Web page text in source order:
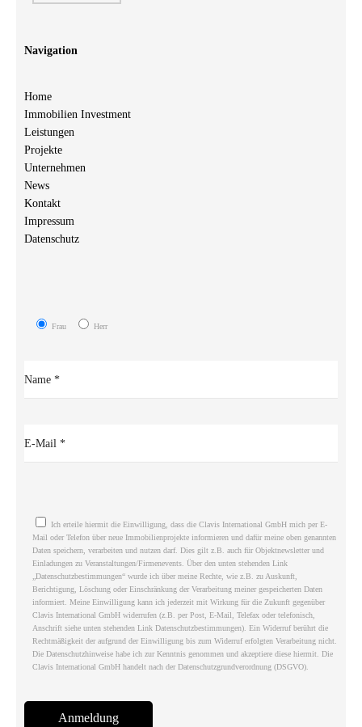
Navigation
Home
Immobilien Investment
Leistungen
Projekte
Unternehmen
News
Kontakt
Impressum
Datenschutz
Frau Herr
Ich erteile hiermit die Einwilligung, dass die Clavis International GmbH mich per E-
Mail oder Telefon über neue Immobilienprojekte informieren und dafür meine oben genannten
Daten speichern, verarbeiten und nutzen darf. Dies gilt z.B. auch für Objektnewsletter und
Einladungen zu Veranstaltungen/Firmenevents. Über den unten stehenden Link
„Datenschutzbestimmungen“ wurde ich über meine Rechte, wie z.B. zu Auskunft,
Berichtigung, Löschung oder Einschränkung der Verarbeitung meiner gespeicherten Daten
informiert. Meine Einwilligung kann ich jederzeit mit Wirkung für die Zukunft gegenüber
Clavis International GmbH widerrufen (z.B. per Post, E-Mail, Telefax oder telefonisch,
Anschrift siehe unten stehenden Link Datenschutzbestimmungen). Ein Widerruf berührt die
Rechtmäßigkeit der aufgrund der Einwilligung bis zum Widerruf erfolgten Verarbeitung nicht.
Die Datenschutzhinweise habe ich zur Kenntnis genommen und akzeptiere diese hiermit. Die
Clavis International GmbH handelt nach der Datenschutzgrundverordnung (DSGVO).